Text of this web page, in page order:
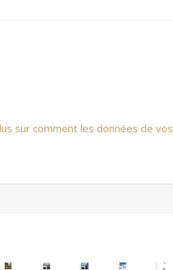
sur comment les données de vos